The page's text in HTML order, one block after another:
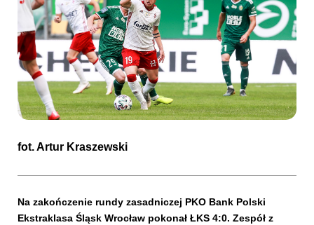
SKLEP KUP BILET
fot.Artur Kraszewski
Na zakończenie rundy zasadniczej PKO Bank Polski
Ekstraklasa Śląsk Wrocław pokonał ŁKS 4:0. Zespół z